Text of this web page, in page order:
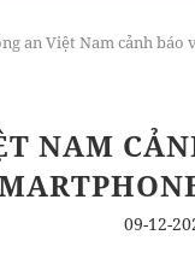
an Việt Nam cảnh
NAM
09-12-